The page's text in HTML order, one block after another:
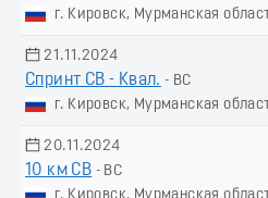
г. Кировск, Мурманская
21.11.2024
Спринт СВ - Квал. - ВС
г. Кировск, Мурманская
20.11.2024
10 км СВ - ВС